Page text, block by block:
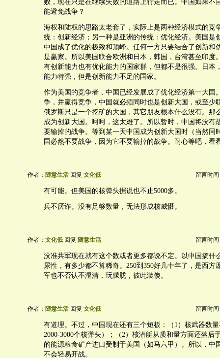
败，现在只是在继续失败的道路上行走而已。中国如果不
能避免战争？
海权和陆权的思路太老套了，实际上是两种经济模式的竞
统：创新经济；另一种是亚洲的传统：优化经济。美国是
中国成了优化的极致和顶峰。任何一方只要结合了创新和
是赢家。所以美国联合欧洲和日本，韩国，台湾甚至印度
有创新能力也有优化能力的国家群，但都不是很强。日本
能力特强，但是创新能力不足的国家。
作为美国的竞争者，中国已经发展成了优化经济第一大国
争，并赢得竞争，中国就必须同时也是创新大国，或至少
俄罗斯只是一个挖矿的大国，其它朋友根本什么没有。那
成为创新大国。呵呵，这太难了。所以暂时，中国将没有
要输掉的战争。等到某一天中国成为创新大国时（当然同
国必然不要战争，因为它不要输掉的战争。耐心等吧，看
作者： 随意生活 回复 文化低 留言时间
有可能。但美国的核弹头据说也不止5000多。
兵不厌诈。没有足够数量，无法形成核威慑。
作者： 文化低 回复 随意生活 留言时间
没准共军现在就有这个数或者更多都说不定。以中国搞什
尿性，有多少都不算稀奇。250到350好几十年了，是西方
军也不否认不澄清，玩朦胧，彼此装傻。
作者： 随意生活 回复 文化低 留言时间
有道理。不过，中国现在还有三个短板：（1）核武器数
2000-3000个核弹头）；（2）核潜艇从质和量方面还落后
的能源粮食矿产进口受制于美国（如马六甲）。所以，中
不会轻易开战。